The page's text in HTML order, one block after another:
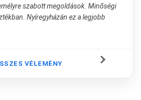
szabott megoldások. Minőségi
Nyíregyházán ez a legjobb
VÉLEMÉNY